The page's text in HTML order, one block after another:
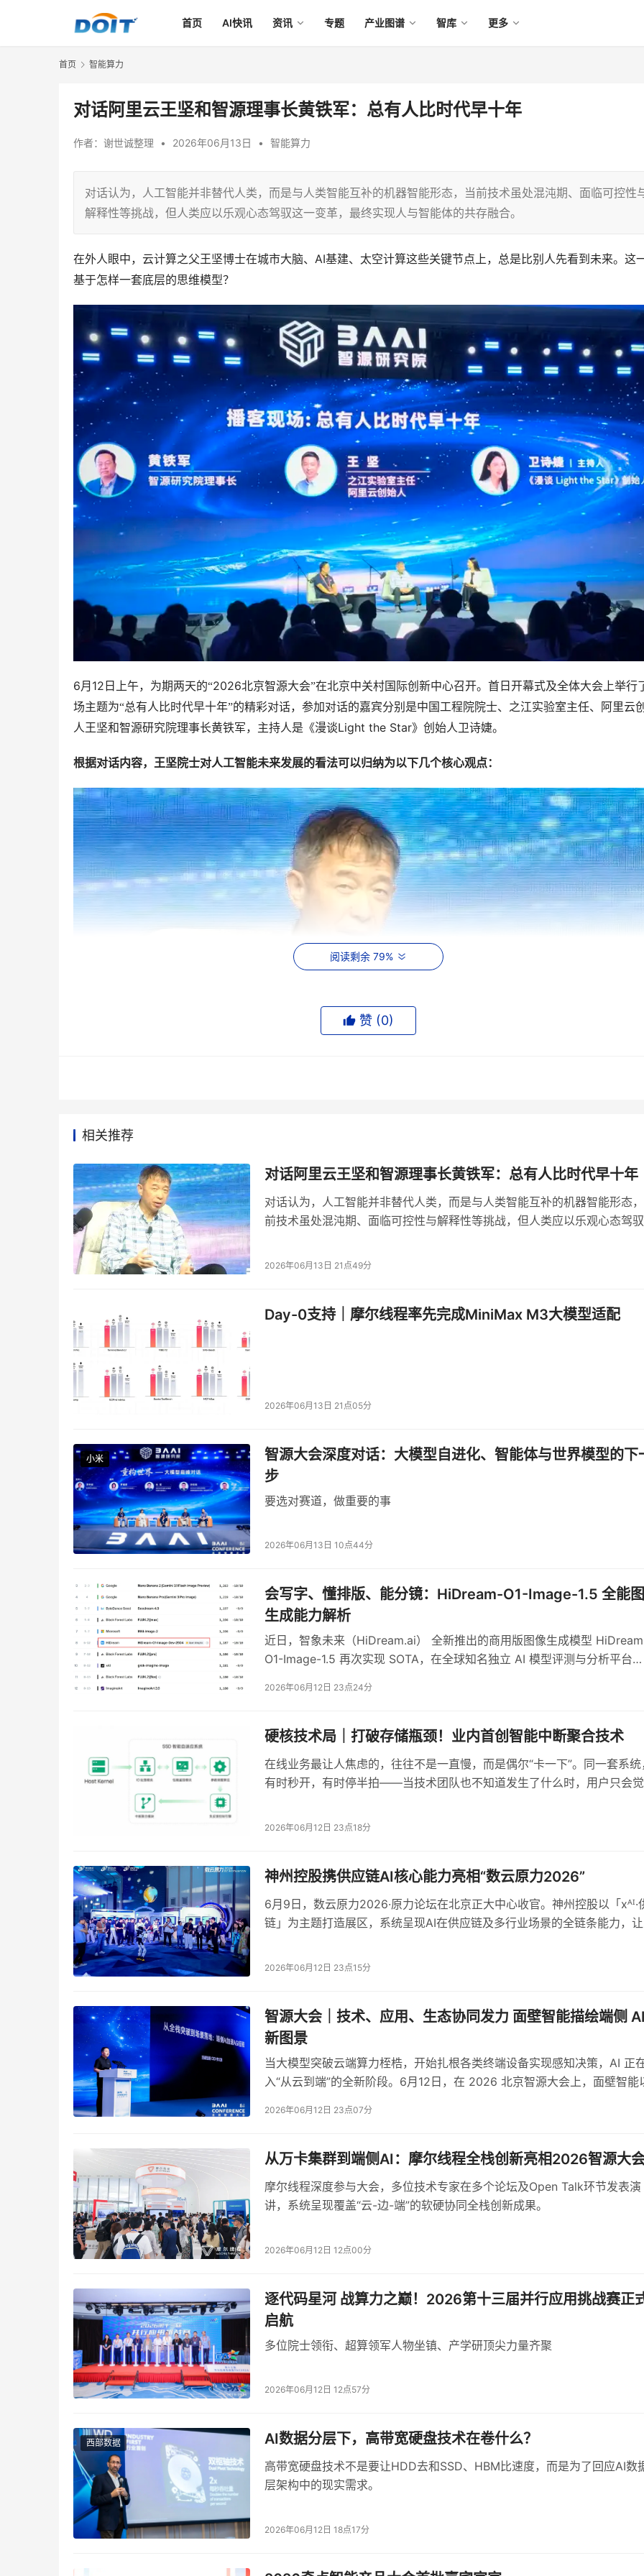
首页 AI快讯 资讯 专题 产业图谱 智库 更多
首页 智能算力
对话阿里云王坚和智源理事长黄铁军：总有人比时代早十年
作者： 谢世诚整理 • 2026年06月13日 • 智能算力
对话认为，人工智能并非替代人类，而是与人类智能互补的机器智能形态，当前技术虽处混沌期、面临可控性
解释性等挑战，但人类应以乐观心态驾驭这一变革，最终实现人与智能体的共存融合。
在外人眼中，云计算之父王坚博士在城市大脑、 AI基建、太空计算这些关键节点上，总是比别人先看到未来。这
基于怎样一套底层的思维模型？
6月 12 日上午，为期两天的“2026北京智源大会”在北京中关村国际创新中心召开。首日开幕式及全体大会上举行
场主题为“总有人比时代早十年”的精彩对话，参加对话的嘉宾分别是中国工程院院士、之江实验室主任、阿里云
人王坚和智源研究院理事长黄铁军，主持人是《漫谈Light the Star》创始人卫诗婕。
根据对话内容，王坚院士对人工智能未来发展的看法可以归纳为以下几个核心观点：
1. 人工智能不会替代人类，而是像“狗的鼻子”一样拓展人类能力
王坚明确表示：“我是一个坚定的不相信人工智能会替代人的人。”他以狗的鼻子比人灵敏为例，指出人类从未因此
到威胁。他认为，人工智能应被理解为与人类智能（human intelligence
2. 人工智能目前仍处于发展的混沌期，远未成熟
王坚借用黄铁军的话指出：“飞机是在大家没有彻底理解空气动力学的情况下飞起来的。”他认为，今天的人工智能
样处在一个“我们对它的认识在加深，同时工程迭代不断推进”的交互阶段。他进一步强调，严格意义上说，我们“
没有到能够成为真正意义上的人工智能系统”，因此人工智能领域对年轻人而言“极其有诱惑力”，因为“这个世界处
3. 人工智能将彻底改变科学研究的方法
王坚认为，人工智能正在推动一个质变——过去科学家自己收集数据、自己理解一遍就结束了，而现在所有科学
都可以被“不同的人用不同的方式在更大的规模上重新理解”。他以
略也从未亲自收集数据，他使用的都是别人已有的观测数据。今天的人工智能将让所有沉淀下来的科学数据被“重
理解一遍”，其影响将是深远的。
4. 核心挑战在于降低Token 成本，让人工智能像“纸和笔”一样普及
王坚将人工智能的普及比作人类对“纸和笔”的接受过程——七八十年前的普通百姓看到纸和笔都会“哆嗦”，因为写
在当时是一个巨大的挑战。今天，人工智能的瓶颈在于“token太贵了”。他提出：“我们真正的挑战是让token变得
值钱，像一张纸、一支笔一样。”只有实现这一点，人类才能真正被解放出来。
面对人工智能的不可解释性和“幻觉”问题，王坚持乐观态度。他指出，所有被用来批评大模型的问题——如“幻觉”
——“原来都是用来形容人的”。人本身就是有幻觉的。他认为，当我们遇到一个系统的行为不能理解时，“这不是
难，而是我们可以去理解、可以让我们的认识往前走一大步的机会”。
人类自己创造的问题，人类一定会解决
类历史——从对火的恐惧、对写字工具的敬畏，到今天对人工智能的担忧——认为每一种新技术在诞生之初都伴随
恐惧，但人类最终都能驾驭。
智源研究院理事长黄铁军认为当前AI 技术的最大挑战如下：
1. 控制与确保并不现实，核心挑战在于“共存”与“互动”
界。”他认为，未来将是多智能体（包括人、机器智能体、物理智能体）共存的世界，最大的挑战不是如何“控制”AI
而是如何在这样一个复杂系统中建立“界面”和“共识”。他强调，在人类世界中也是如此——人与人之间同样需要共
和理性。
2. 解释性危机：智能体是黑箱，人类也是黑箱
题。“每个人人脑也是一个黑箱，你到底是只相信他告诉你结论，还是要跟他探讨一下为什么？”他认为，挑战在于
何让人与
AI
之间形成有效的“讨论”机制，特别是在医疗、蛋白质等安全重要的领域，必须追问“为什么”，最终形成
确结论才能转化为行动。在此之前，应当是开放讨论的过程。
3. 技术发展的不确定性是固有挑战
黄铁军强调，科技的不确定性永远存在。他在回顾智源攻关大模型的历程时指出，“技术是没有绝对说就一定行的
就是巨大挑战。
4. 持续创新的核心挑战：要有自己的想法，该下决心时下决心
黄铁军认为，当前中国AI发展面临的一个根本性挑战是：能否提出自己的思路和方向。他指出：“最重要的是两点
第一你得有自己的想法，要不然你只能随着这个潮流，看着潮流波涛汹涌；第二就是该下决心的时候下决心。”他
5. 从更宏观的视角看，AI
黄铁军最后总结道，人工智能或
是“人类的大趋势”“宇宙智能进化的一个大方向”。他认为，当前的最大挑战在
于：研究者、开发者、企业能否在这个过程中“留下自己的一个星星”，汇聚成更大的宇宙。从这一角度理解，挑战
仅来自技术本身，更来自如何在这个宏大进程中找准定位、持续贡献。
阅读剩余 79%
赞 (0)
相关推荐
对话阿里云王坚和智源理事长黄铁军：总有人比时代早十年
对话认为，人工智能并非替代人类，而是与人类智能互补的机器智能形态
前技术虽处混沌期、面临可控性与解释性等挑战，但人类应以乐观心态驾驭
2026年06月13日 21点49分
Day-0支持｜摩尔线程率先完成MiniMax M3大模型适配
2026年06月13日 21点05分
小米
小米
小米
智源大会深度对话：大模型自进化、智能体与世界模型的下
步
要选对赛道，做重要的事
2026年06月13日 10点44分
会写字、懂排版、能分镜：HiDream-O1-Image-1.5 全能
生成能力解析
近日，智象未来（HiDream.ai） 全新推出的商用版图像生成模型
O1-Image-1.5 再次实现 SOTA，在全球知名独立 AI 模型评测与分析平台
Cosmos3-Super-Text2Image 和字节跳动的Seedream 4.0等国内外大厂的
2026年06月12日 23点24分
硬核技术局｜打破存储瓶颈！业内首创智能中断聚合技术
在线业务最让人焦虑的，往往不是一直慢，而是偶尔“卡一下”。同一套系统
有时秒开，有时停半拍——当技术团队也不知道发生了什么时，用户只会觉
2026年06月12日 23点18分
神州控股携供应链AI核心能力亮相“数云原力2026”
6月9日，数云原力2026·原力论坛在北京正大中心收官。神州控股以「xᴬᴵ·
链」为主题打造展区，系统呈现AI在供应链及多行业场景的全链条能力，让
2026年06月12日 23点15分
智源大会｜技术、应用、生态协同发力 面壁智能描绘端侧 AI
新图景
当大模型突破云端算力桎梏，开始扎根各类终端设备实现感知决策，AI 正
入“从云到端”的全新阶段。6月12日，在 2026 北京智源大会上，面壁智能
方位展示了端侧 AI 发展全景 ，加速让 AI 从云端交互走向物理世界。
2026年06月12日 23点07分
从万卡集群到端侧AI：摩尔线程全栈创新亮相2026智源大
摩尔线程深度参与大会，多位技术专家在多个论坛及Open Talk环节发表演
讲，系统呈现覆盖“云-边-端”的软硬协同全栈创新成果。
2026年06月12日 12点00分
逐代码星河 战算力之巅！2026第十三届并行应用挑战赛正
启航
多位院士领衔、超算领军人物坐镇、产学研顶尖力量齐聚
2026年06月12日 12点57分
西部数据 AI数据分层下，高带宽硬盘技术在卷什么？
高带宽硬盘技术不是要让HDD去和SSD、HBM比速度，而是为了回应AI数
层架构中的现实需求。
2026年06月12日 18点17分